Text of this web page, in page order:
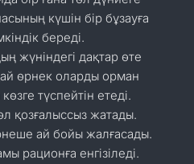
күшін бір бұзауға
береді.
жүніндегі дақтар өте
өрнек оларды орман
түспейтін етеді.
қозғалыссыз жатады.
ай бойы жалғасады.
рационға енгізіледі.